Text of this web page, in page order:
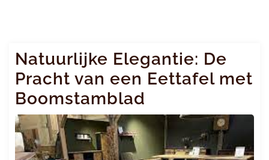
Natuurlijke Elegantie: De
Pracht van een Eettafel met
Boomstamblad